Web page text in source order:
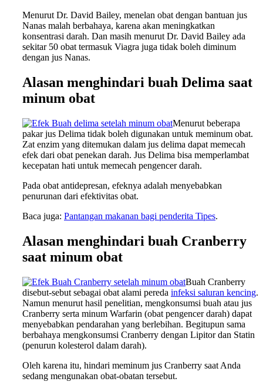
Menurut Dr. David Bailey, menelan obat dengan bantuan jus
Nanas malah berbahaya, karena akan meningkatkan
konsentrasi darah. Dan masih menurut Dr. David Bailey ada
sekitar 50 obat termasuk Viagra juga tidak boleh diminum
dengan jus Nanas.
Alasan menghindari buah Delima saat
minum obat
Menurut beberapa
pakar jus Delima tidak boleh digunakan untuk meminum obat.
Zat enzim yang ditemukan dalam jus delima dapat memecah
efek dari obat penekan darah. Jus Delima bisa memperlambat
kecepatan hati untuk memecah pengencer darah.
Pada obat antidepresan, efeknya adalah menyebabkan
penurunan dari efektivitas obat.
Baca juga: Pantangan makanan bagi penderita Tipes.
Alasan menghindari buah Cranberry
saat minum obat
Buah Cranberry
disebut-sebut sebagai obat alami pereda infeksi saluran kencing.
Namun menurut hasil penelitian, mengkonsumsi buah atau jus
Cranberry serta minum Warfarin (obat pengencer darah) dapat
menyebabkan pendarahan yang berlebihan. Begitupun sama
berbahaya mengkonsumsi Cranberry dengan Lipitor dan Statin
(penurun kolesterol dalam darah).
Oleh karena itu, hindari meminum jus Cranberry saat Anda
sedang mengunakan obat-obatan tersebut.